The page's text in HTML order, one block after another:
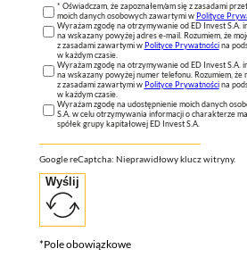
* Oświadczam, że zapoznałem/am się z zasadami
moich danych osobowych zawartymi wPolityce
Wyrażam zgodę na otrzymywanie od ED Invest
na wskazany powyżej adres e-mail. Rozumiem, że
z zasadami zawartymi wPolityce Prywatnościna
w każdym czasie.
Wyrażam zgodę na otrzymywanie od ED Invest
na wskazany powyżej numer telefonu. Rozumiem,
z zasadami zawartymi wPolityce Prywatnościna
w każdym czasie.
Wyrażam zgodę na udostępnienie moich danych
S.A. w celu otrzymywania informacji o charakterze
spółek grupy kapitałowej ED Invest S.A.
Google reCaptcha: Nieprawidłowy klucz witryny.
Wyślij
*Pole obowiązkowe